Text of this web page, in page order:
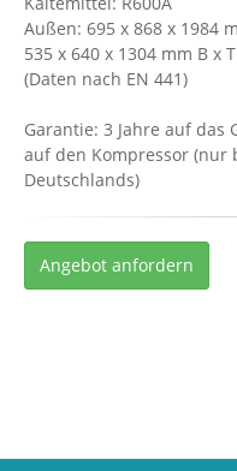
Außen: 695 x 868 x 1984
535 x 640 x 1304 mm B x
(Daten nach EN 441)
Garantie: 3 Jahre auf das
auf den Kompressor
Deutschlands)
Angebot anfordern